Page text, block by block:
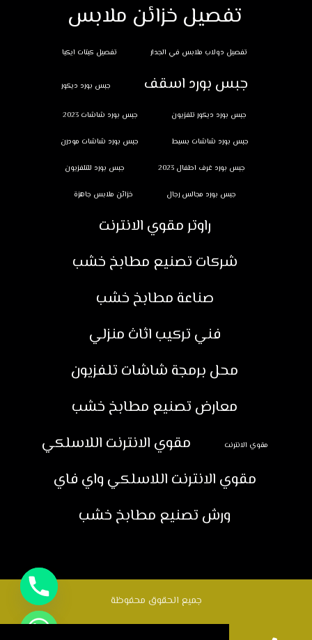
تفصيل خزائن ملابس
تفصيل دولاب ملابس في الجدار تفصيل كبتات ايكيا
جبس بورد اسقف جبس بورد ديكور
جبس بورد ديكور تلفزيون جبس بورد شاشات 2023
جبس بورد شاشات بسيط جبس بورد شاشات مودرن
جبس بورد غرف اطفال 2023 جبس بورد للتلفزيون
جبس بورد مجالس رجال خزائن ملابس جاهزة
راوتر مقوي الانترنت
شركات تصنيع مطابخ خشب
صناعة مطابخ خشب
فني تركيب اثاث منزلي
محل برمجة شاشات تلفزيون
معارض تصنيع مطابخ خشب
مقوي الانترنت
مقوي الانترنت اللاسلكي
مقوي الانترنت اللاسلكي واي فاي
ورش تصنيع مطابخ خشب
جميع الحقوق محفوظة